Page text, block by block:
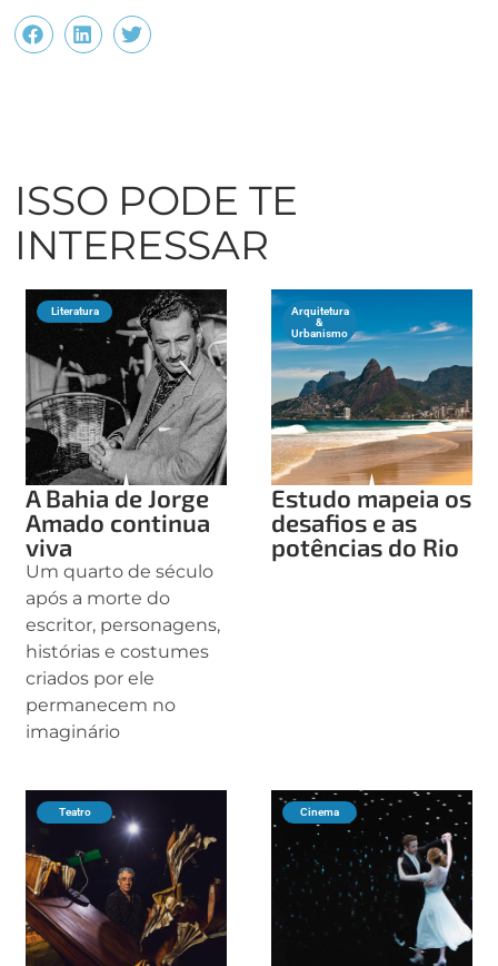
ISSO PODE TE
INTERESSAR
Literatura
A Bahia de Jorge
Amado continua
viva
Um quarto de século
após a morte do
escritor, personagens,
histórias e costumes
criados por ele
permanecem no
imaginário
Arquitetura
&
Urbanismo
Estudo mapeia os
desafios e as
potências do Rio
Teatro Cinema